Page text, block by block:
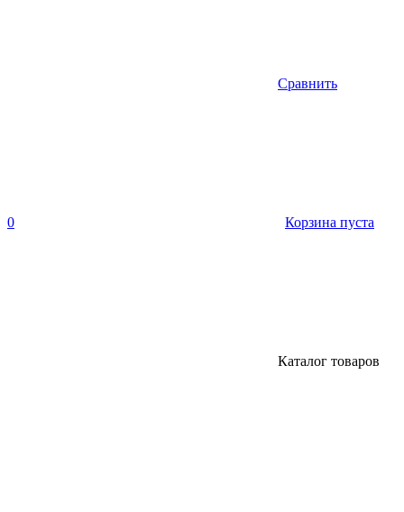
Сравнить
0 Корзина пуста
Каталог товаров